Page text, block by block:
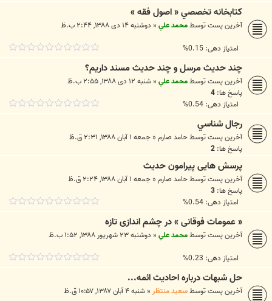
كتابخانه تخصصي « اصول فقه »
آخرین پست توسطمحمد علي« دوشنبه ۱۴ دی ۱۳۸۸, ۲:۴۴ ب.ظ
امتیاز دهی: 0.15%
چند حدیث مرسل و چند حدیث مسند داریم؟
آخرین پست توسطمحمد علي« شنبه ۱۲ دی ۱۳۸۸, ۲:۵۵ ب.ظ
پاسخ ها: 4
امتیاز دهی: 0.54%
رجال شناسي
آخرین پست توسطحامد صارم« جمعه ۱ آبان ۱۳۸۸, ۲:۳۱ ق.ظ
پاسخ ها: 2
پرسش هایی پیرامون حدیث
آخرین پست توسطحامد صارم« جمعه ۱ آبان ۱۳۸۸, ۲:۲۴ ق.ظ
پاسخ ها: 3
امتیاز دهی: 0.54%
« عمومات فوقانی » در چشم اندازی تازه
آخرین پست توسطمحمد علي« دوشنبه ۲۳ شهریور ۱۳۸۸, ۱:۵۲ ب.ظ
امتیاز دهی: 0.23%
حل شبهات درباره احادیث ائمه...
آخرین پست توسطسعید منتظر« شنبه ۴ آبان ۱۳۸۷, ۱۰:۵۷ ق.ظ